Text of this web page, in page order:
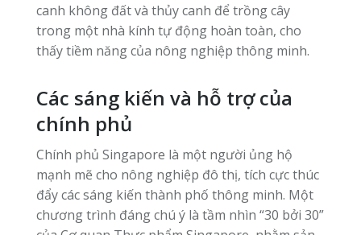
canh không đất và thủy canh để trồng cây
trong một nhà kính tự động hoàn toàn, cho
thấy tiềm năng của nông nghiệp thông minh.
Các sáng kiến và hỗ trợ của
chính phủ
Chính phủ Singapore là một người ủng hộ
mạnh mẽ cho nông nghiệp đô thị, tích cực thúc
đẩy các sáng kiến thành phố thông minh. Một
chương trình đáng chú ý là tầm nhìn “30 bởi 30”